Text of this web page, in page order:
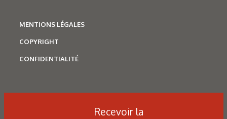
MENTIONS LÉGALES
COPYRIGHT
CONFIDENTIALITÉ
Recevoir la